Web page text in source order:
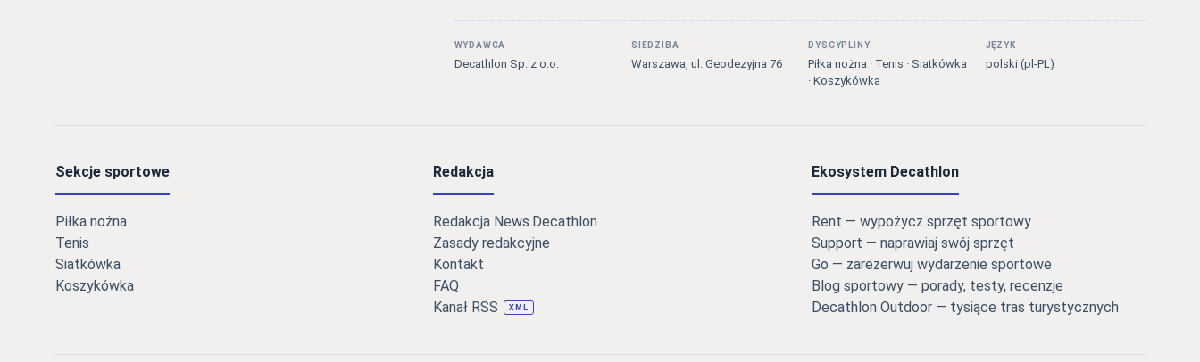
WYDAWCA
Decathlon Sp. z o.o.
SIEDZIBA
Warszawa, ul. Geodezyjna 76
DYSCYPLINY
Piłka nożna · Tenis · Siatkówka
· Koszykówka
JĘZYK
polski (pl-PL)
Sekcje sportowe
Piłka nożna
Tenis
Siatkówka
Koszykówka
Redakcja
Redakcja News.Decathlon
Zasady redakcyjne
Kontakt
FAQ
Kanał RSS
XML
Ekosystem Decathlon
Rent — wypożycz sprzęt sportowy
Support — naprawiaj swój sprzęt
Go — zarezerwuj wydarzenie sportowe
Blog sportowy — porady, testy, recenzje
Decathlon Outdoor — tysiące tras turystycznych